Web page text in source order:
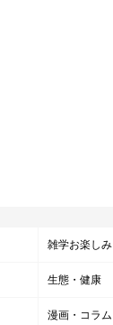
雑学お楽しみ
生態・健康
漫画・コラム